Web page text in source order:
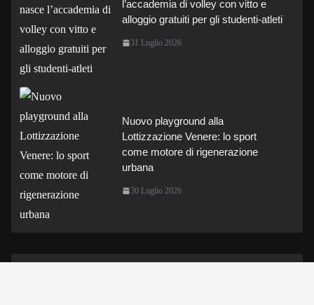
l’accademia di volley con vitto e
alloggio gratuiti per gli studenti-atleti
31 Luglio 2026
Nuovo playground alla
Lottizzazione Venere: lo sport
come motore di rigenerazione
urbana
30 Luglio 2026